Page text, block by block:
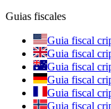
Guias fiscales
Guia fiscal
Guia fiscal
Guia fiscal
Guia fiscal
Guia fiscal
Guia fiscal